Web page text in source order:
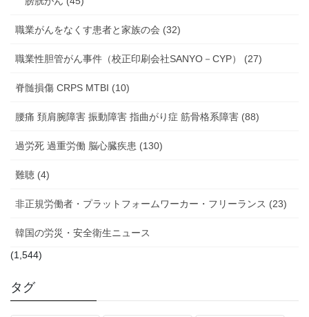
職業がんをなくす患者と家族の会 (32)
職業性胆管がん事件（校正印刷会社SANYO－CYP） (27)
脊髄損傷 CRPS MTBI (10)
腰痛 頚肩腕障害 振動障害 指曲がり症 筋骨格系障害 (88)
過労死 過重労働 脳心臓疾患 (130)
難聴 (4)
非正規労働者・プラットフォームワーカー・フリーランス (23)
韓国の労災・安全衛生ニュース
(1,544)
タグ